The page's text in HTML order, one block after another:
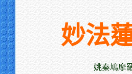
妙法
姚秦鳩摩